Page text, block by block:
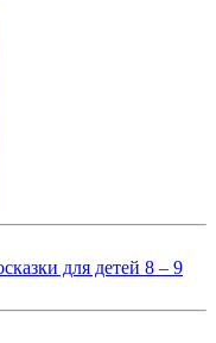
для детей 8 – 9